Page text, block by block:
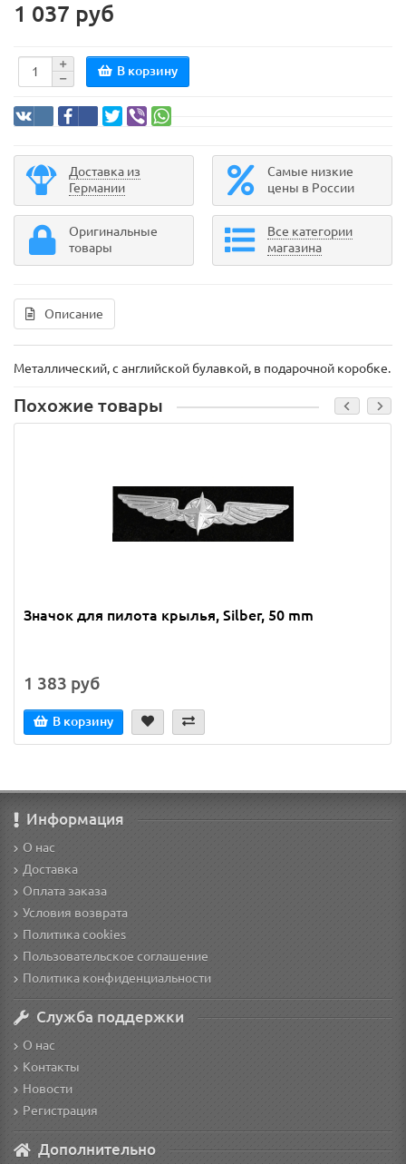
1 037 руб
В корзину
Доставка из
Германии
Самые низкие
цены в России
Оригинальные
товары
Все категории
магазина
Описание
Металлический, с английской булавкой, в подарочной коробке.
Похожие товары
Значок для пилота крылья, Silber, 50 mm
1 383 руб
В корзину
Информация
О нас
Доставка
Оплата заказа
Условия возврата
Политика cookies
Пользовательское соглашение
Политика конфиденциальности
Служба поддержки
О нас
Контакты
Новости
Регистрация
Дополнительно